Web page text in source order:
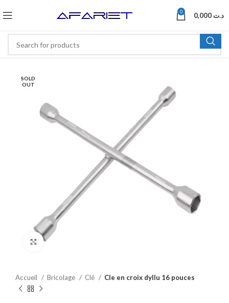
0 د.ت
SOLD
OUT
Click to enlarge
Accueil Bricolage Clé Cle en croix dyllu 16 pouces